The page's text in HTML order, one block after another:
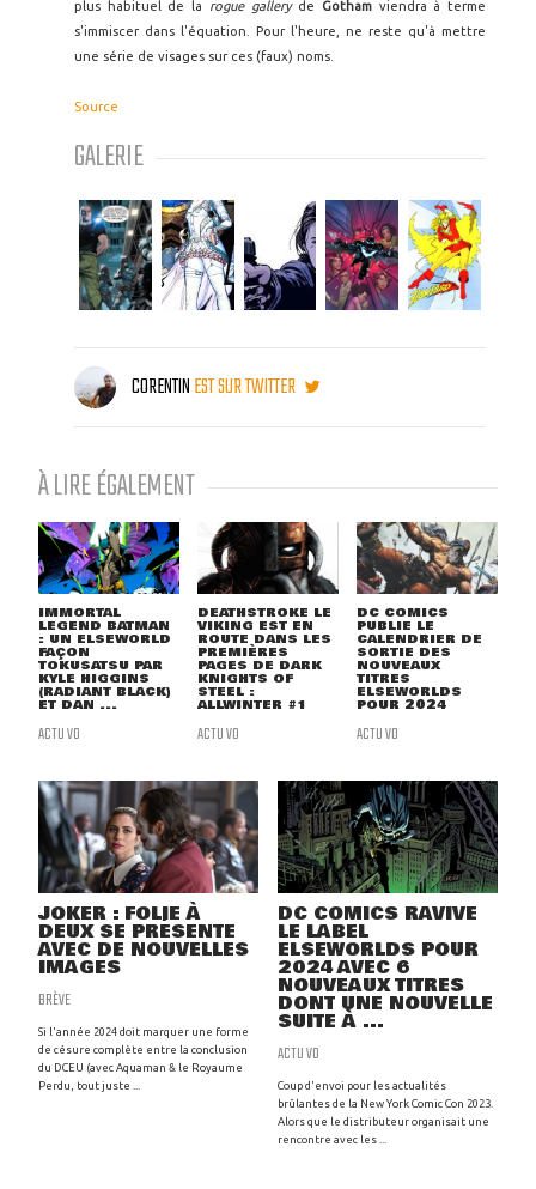
plus habituel de la rogue gallery de Gothamviendra à terme
s'immiscer dans l'équation. Pour l'heure, ne reste qu'à mettre
une série de visages sur ces (faux) noms.
Source
GALERIE
CORENTINEST SUR TWITTER
À LIRE ÉGALEMENT
IMMORTAL
LEGEND BATMAN
: UN ELSEWORLD
FAÇON
TOKUSATSU PAR
KYLE HIGGINS
(RADIANT BLACK)
ET DAN ...
ACTU VO
DEATHSTROKE LE
VIKING EST EN
ROUTE DANS LES
PREMIÈRES
PAGES DE DARK
KNIGHTS OF
STEEL :
ALLWINTER #1
ACTU VO
DC COMICS
PUBLIE LE
CALENDRIER DE
SORTIE DES
NOUVEAUX
TITRES
ELSEWORLDS
POUR 2024
ACTU VO
JOKER : FOLIE À
DEUX SE PRÉSENTE
AVEC DE NOUVELLES
IMAGES
BRÈVE
Si l'année 2024 doit marquer une forme
de césure complète entre la conclusion
du DCEU (avec Aquaman & le Royaume
Perdu, tout juste ...
DC COMICS RAVIVE
LE LABEL
ELSEWORLDS POUR
2024 AVEC 6
NOUVEAUX TITRES
DONT UNE NOUVELLE
SUITE À ...
ACTU VO
Coup d'envoi pour les actualités
brûlantes de la New York Comic Con 2023.
Alors que le distributeur organisait une
rencontre avec les ...